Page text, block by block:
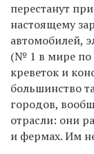
перестанут
настоящему
автомобилей,
(№ 1 в мире по
креветок и
большинство
городов,
отрасли: они
и фермах. Им